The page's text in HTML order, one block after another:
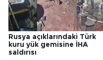
Rusya açıklarındaki Türk
kuru yük gemisine İHA
saldırısı